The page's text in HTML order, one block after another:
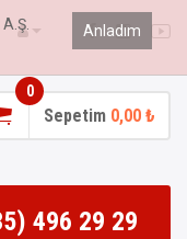
0
Sepetim 0,00 ₺
496 29 29
Anladım